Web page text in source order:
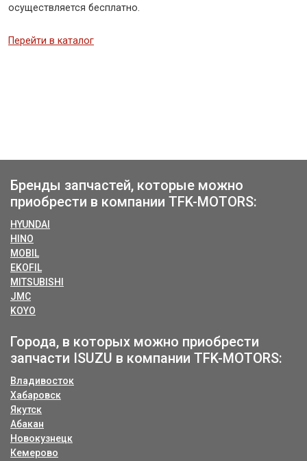
осуществляется бесплатно.
Перейти в каталог
Бренды запчастей, которые можно
приобрести в компании TFK-MOTORS:
HYUNDAI
HINO
MOBIL
EKOFIL
MITSUBISHI
JMC
KOYO
Города, в которых можно приобрести
запчасти ISUZU в компании TFK-MOTORS:
Владивосток
Хабаровск
Якутск
Абакан
Новокузнецк
Кемерово